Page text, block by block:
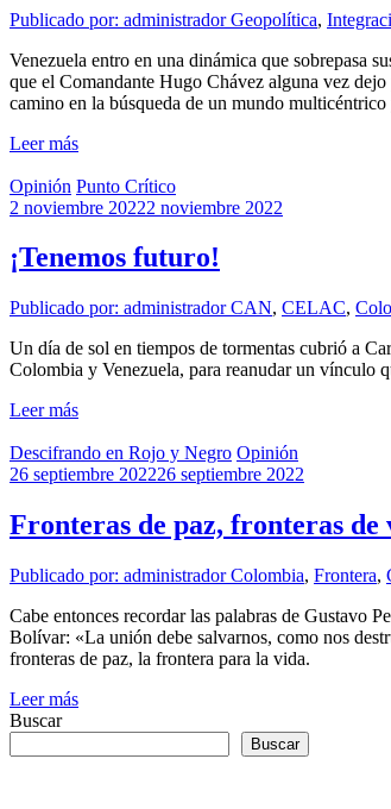
Publicado por: administradorGeopolítica,
Venezuela entro en una dinámica que sobrepasa
que el Comandante Hugo Chávez alguna vez
camino en la búsqueda de un mundo
Leer más
Opinión Punto Crítico
2 noviembre 20222 noviembre 2022
¡Tenemos futuro!
Publicado por: administradorCAN, CELAC,
Un día de sol en tiempos de tormentas cubrió a
Colombia y Venezuela, para reanudar un vínculo
Leer más
Descifrando en Rojo y Negro Opinión
26 septiembre 202226 septiembre 2022
Fronteras de paz, fronteras de
Publicado por: administradorColombia, Frontera,
Cabe entonces recordar las palabras de Gustavo
Bolívar: «La unión debe salvarnos, como nos
fronteras de paz, la frontera para la vida.
Leer más
Buscar
Buscar